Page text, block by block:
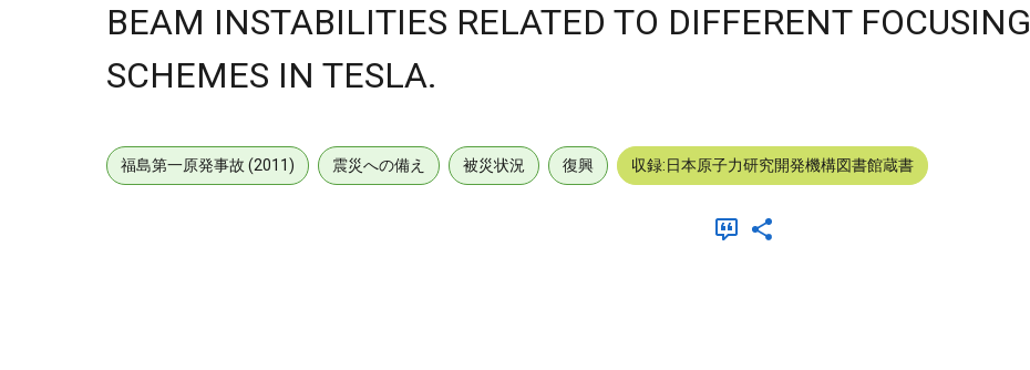
BEAM INSTABILITIES RELATED TO DIFFERENT FOCUSING
SCHEMES IN TESLA.
福島第一原発事故 (2011) 震災への備え 被災状況 復興 収録:日本原子力研究開発機構図書館蔵書